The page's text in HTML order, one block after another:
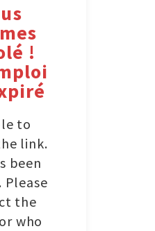
!
to
link.
been
Please
the
who